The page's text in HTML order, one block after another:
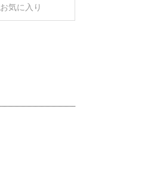
お気に入り